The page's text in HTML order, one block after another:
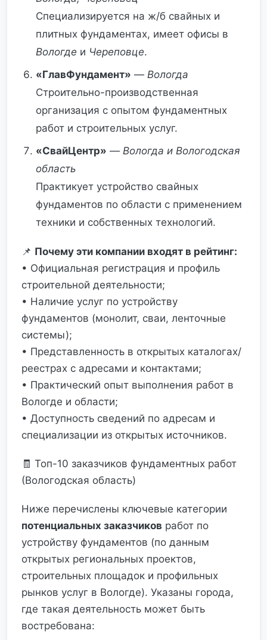
Специализируется на ж/б свайных и
плитных фундаментах, имеет офисы в
Вологде и Череповце.
«ГлавФундамент» — Вологда
Строительно-производственная
организация с опытом фундаментных
работ и строительных услуг.
«СвайЦентр» — Вологда и Вологодская
область
Практикует устройство свайных
фундаментов по области с применением
техники и собственных технологий.
📌 Почему эти компании входят в рейтинг:
• Официальная регистрация и профиль
строительной деятельности;
• Наличие услуг по устройству
фундаментов (монолит, сваи, ленточные
системы);
• Представленность в открытых каталога­х/
реестрах с адресами и контактами;
• Практический опыт выполнения работ в
Вологде и области;
• Доступность сведений по адресам и
специализации из открытых источников.
🧾 Топ-10 заказчиков фундаментных работ
(Вологодская область)
Ниже перечислены ключевые категории
потенциальных заказчиков работ по
устройству фундаментов (по данным
открытых региональных проектов,
строительных площадок и профильных
рынков услуг в Вологде). Указаны города,
где такая деятельность может быть
востребована: